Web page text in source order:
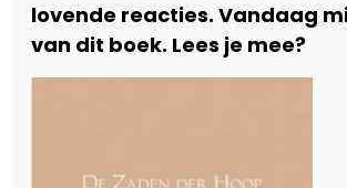
lovende reacties. Vandaag
van dit boek. Lees je mee?